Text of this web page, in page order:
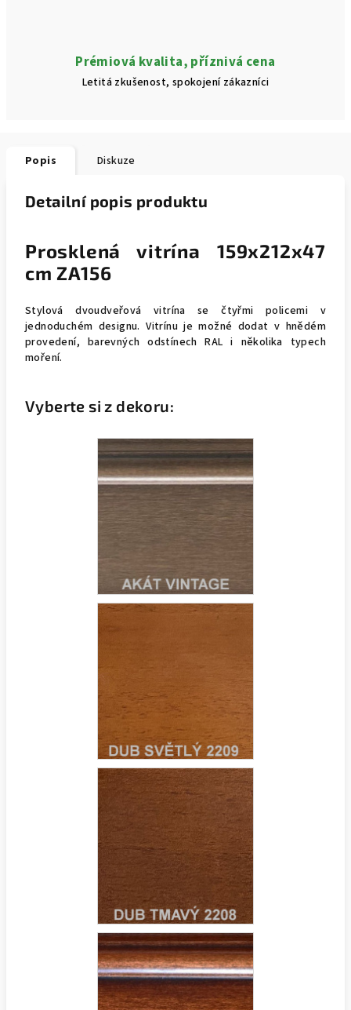
Prémiová kvalita, příznivá cena
Letitá zkušenost, spokojení zákazníci
Popis Diskuze
Detailní popis produktu
Prosklená vitrína 159x212x47
cm ZA156
Stylová dvoudveřová vitrína se čtyřmi policemi v
jednoduchém designu. Vitrínu je možné dodat v hnědém
provedení, barevných odstínech RAL i několika typech
moření.
Vyberte si z dekoru: